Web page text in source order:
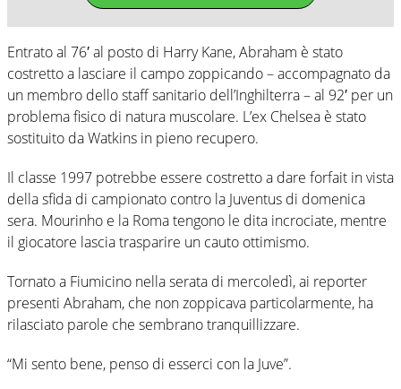
Entrato al 76′ al posto di Harry Kane, Abraham è stato
costretto a lasciare il campo zoppicando – accompagnato da
un membro dello staff sanitario dell’Inghilterra – al 92′ per un
problema fisico di natura muscolare. L’ex Chelsea è stato
sostituito da Watkins in pieno recupero.
Il classe 1997 potrebbe essere costretto a dare forfait in vista
della sfida di campionato contro la Juventus di domenica
sera. Mourinho e la Roma tengono le dita incrociate, mentre
il giocatore lascia trasparire un cauto ottimismo.
Tornato a Fiumicino nella serata di mercoledì, ai reporter
presenti Abraham, che non zoppicava particolarmente, ha
rilasciato parole che sembrano tranquillizzare.
“Mi sento bene, penso di esserci con la Juve”.